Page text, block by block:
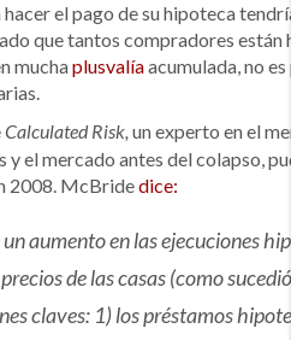
el pago de su hipoteca
que tantos compradores están
muchaplusvalíaacumulada, no
Calculated Risk,un experto en el
y el mercado antes del colapso,
2008. McBridedice:
aumento en las ejecuciones
de las casas (como
claves: 1) los préstamos